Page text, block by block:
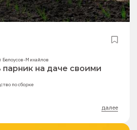
Белоусов-Михайлов
парник на даче своими
по сборке
далее